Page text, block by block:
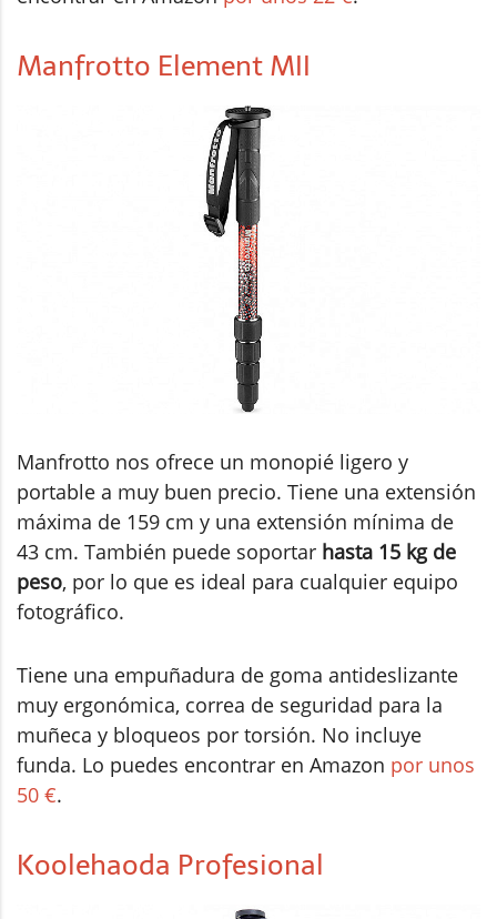
Manfrotto Element MII
Manfrotto nos ofrece un monopié ligero y
portable a muy buen precio. Tiene una extensión
máxima de 159 cm y una extensión mínima de
43 cm. También puede soportar hasta 15 kg de
peso, por lo que es ideal para cualquier equipo
fotográfico.
Tiene una empuñadura de goma antideslizante
muy ergonómica, correa de seguridad para la
muñeca y bloqueos por torsión. No incluye
funda. Lo puedes encontrar en Amazon por unos
50 €.
Koolehaoda Profesional